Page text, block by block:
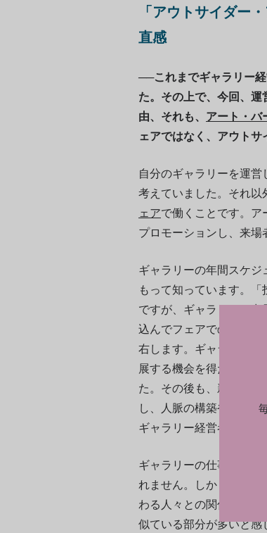
「アウトサイダー
直感
──これまでギャラリー
た。その上で、今回、
由、それも、 アート・バ
ェアではなく、アウト
自分のギャラリーを運
考えていました。それ以
ェアで働くことです。
プロモーションし、来場
ギャラリーの年間スケ
もって知っています。
ですが、ギャラリーは
込んでフェアでの成功を
右します。ギャラリーを
展する機会を得たのです
た。その後も、新たな
し、人脈の構築や、コ
ギャラリー経営者として
ギャラリーの仕事とアー
れません。しかし、ここ
わる人々との関係構築、
似ている部分が多いと感